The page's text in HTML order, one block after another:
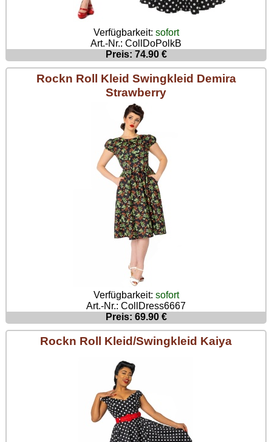
Verfügbarkeit: sofort
Art.-Nr.: CollDoPolkB
Preis: 74.90 €
Rockn Roll Kleid Swingkleid Demira
Strawberry
Verfügbarkeit: sofort
Art.-Nr.: CollDress6667
Preis: 69.90 €
Rockn Roll Kleid/Swingkleid Kaiya